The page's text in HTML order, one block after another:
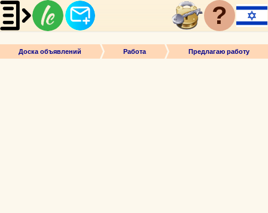
?
Доска объявлений Работа Предлагаю работу